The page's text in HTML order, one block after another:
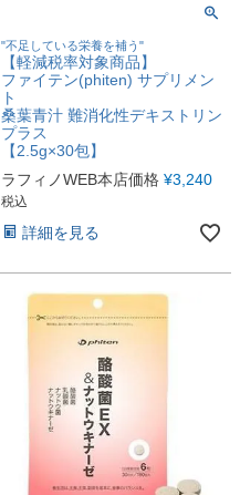
"不足している栄養を補う"
【軽減税率対象商品】
ファイテン(phiten) サプリメン
ト
桑葉青汁 難消化性デキストリン
プラス
【2.5g×30包】
ラフィノWEB本店価格 ¥3,240
税込
詳細を見る